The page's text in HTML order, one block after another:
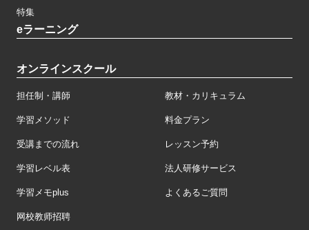
特集
eラーニング
オンラインスクール
担任制・講師 教材・カリキュラム
学習メソッド 料金プラン
受講までの流れ レッスン予約
学習レベル表 法人研修サービス
学習メモplus よくあるご質問
网校教师招聘